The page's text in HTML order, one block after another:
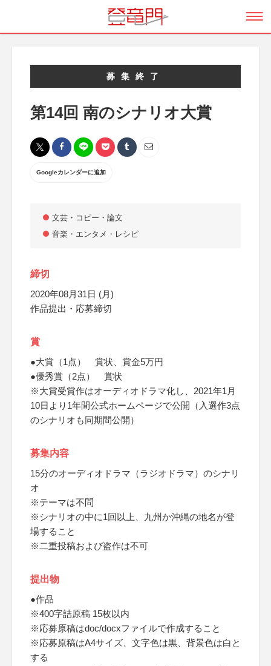
募集終了
第14回 南のシナリオ大賞
Googleカレンダーに追加
文芸・コピー・論文
音楽・エンタメ・レシピ
締切
2020年08月31日 (月)
作品提出・応募締切
賞
●大賞（1点） 賞状、賞金5万円
●優秀賞（2点） 賞状
※大賞受賞作はオーディオドラマ化し、2021年1月
10日より1年間公式ホームページで公開（入選作3点
のシナリオも同期間公開）
募集内容
15分のオーディオドラマ（ラジオドラマ）のシナリ
オ
※テーマは不問
※シナリオの中に1回以上、九州か沖縄の地名が登
場すること
※二重投稿および盗作は不可
提出物
●作品
※400字詰原稿 15枚以内
※応募原稿はdoc/docxファイルで作成すること
※応募原稿はA4サイズ、文字色は黒、背景色は白と
する